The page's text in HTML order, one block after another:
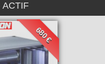
ACTIF
680 €